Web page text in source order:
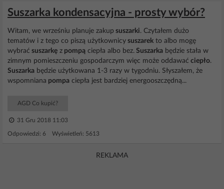
Suszarka kondensacyjna - prosty wybór?
Witam, we wrześniu planuje zakup suszarki. Czytałem dużo
tematów i z tego co piszą użytkownicy suszarek to albo mogę
wybrać suszarkę z pompą ciepła albo bez. Suszarka będzie stała w
zimnym pomieszczeniu gospodarczym więc może oddawać ciepło.
Suszarka będzie użytkowana 1-3 razy w tygodniu. Słyszałem, że
wspomniana pompa ciepła jest bardziej energooszczędną...
AGD Co kupić?
31 Gru 2018 11:03
Odpowiedzi: 6 Wyświetleń: 5613
REKLAMA